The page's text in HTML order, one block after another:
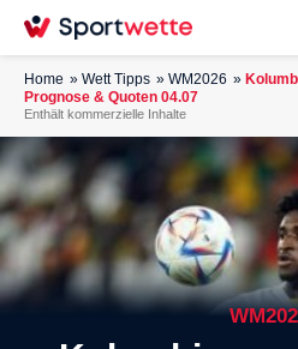
Home Wett Tipps WM2026
Prognose & Quoten 04.07
Enthält kommerzielle Inhalte